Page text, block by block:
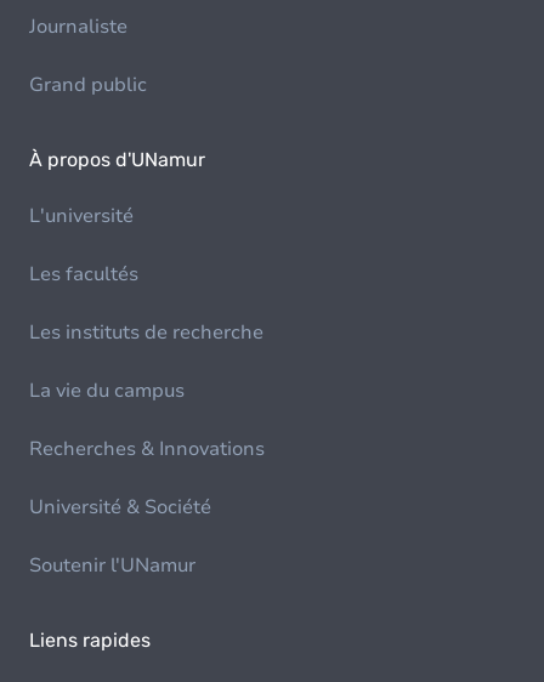
Journaliste
Grand public
À propos d'UNamur
L'université
Les facultés
Les instituts de recherche
La vie du campus
Recherches & Innovations
Université & Société
Soutenir l'UNamur
Liens rapides